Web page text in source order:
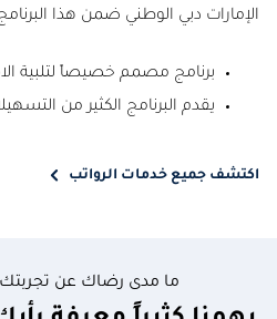
الإمارات دبي الوطني ضمن هذا
برنامج مصمم خصيصاً لتلبية
يقدم البرنامج الكثير من
اكتشف جميع خدمات الرواتب
ما مدى رضاك عن تجربتك